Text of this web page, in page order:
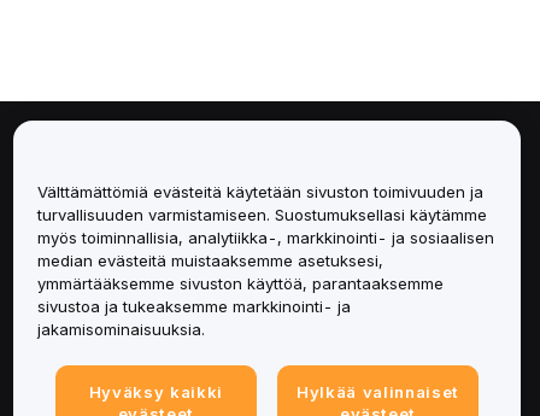
Palvelut
Tuki
Tuotteet
Lakiasiat
Välttämättömiä evästeitä käytetään sivuston toimivuuden ja
turvallisuuden varmistamiseen. Suostumuksellasi käytämme
myös toiminnallisia, analytiikka-, markkinointi- ja sosiaalisen
median evästeitä muistaaksemme asetuksesi,
ymmärtääksemme sivuston käyttöä, parantaaksemme
sivustoa ja tukeaksemme markkinointi- ja
jakamisominaisuuksia.
Hyväksy kaikki
Hylkää valinnaiset